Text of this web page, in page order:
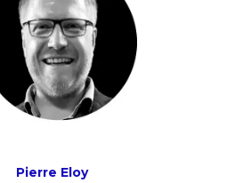
Pierre Eloy